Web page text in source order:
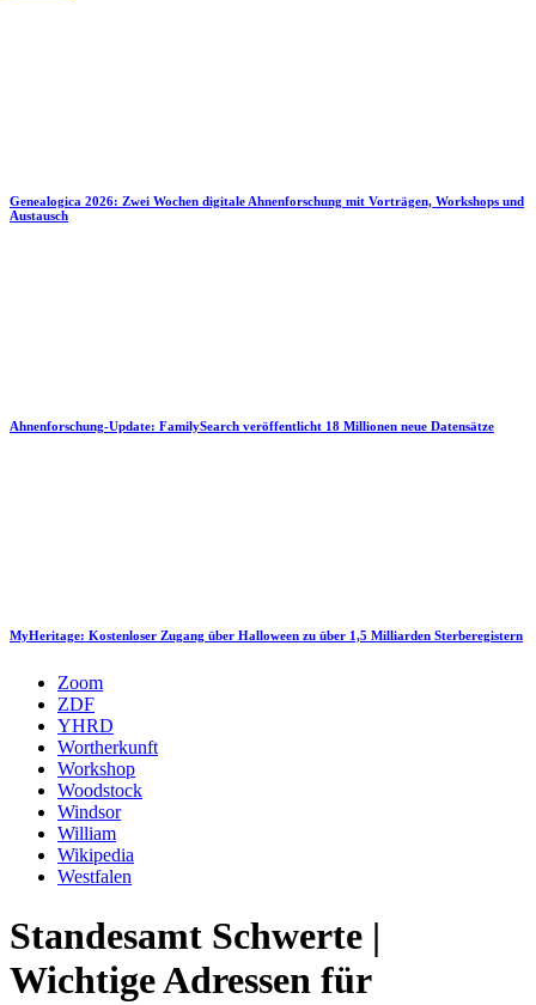
Genealogica 2026: Zwei Wochen digitale Ahnenforschung mit Vorträgen, Workshops und
Austausch
Ahnenforschung-Update: FamilySearch veröffentlicht 18 Millionen neue Datensätze
MyHeritage: Kostenloser Zugang über Halloween zu über 1,5 Milliarden Sterberegistern
Zoom
ZDF
YHRD
Wortherkunft
Workshop
Woodstock
Windsor
William
Wikipedia
Westfalen
Standesamt Schwerte |
Wichtige Adressen für